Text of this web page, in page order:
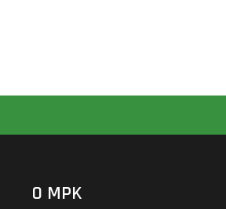
O MPK